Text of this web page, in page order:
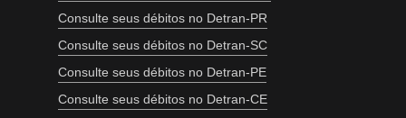
Consulte seus débitos no Detran-PR
Consulte seus débitos no Detran-SC
Consulte seus débitos no Detran-PE
Consulte seus débitos no Detran-CE